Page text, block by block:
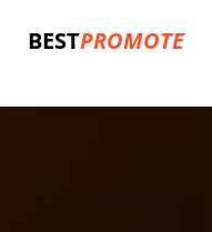
BESTPROMOTE